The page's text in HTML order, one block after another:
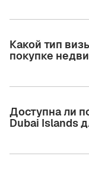
Какой тип
покупке
Доступна ли
Dubai Islands